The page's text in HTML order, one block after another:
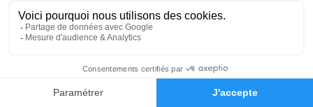
Faire-part Hommages
Cérémonie
Espace Funéraire BESSET 17 /19 Avenue Jean
Jaurès